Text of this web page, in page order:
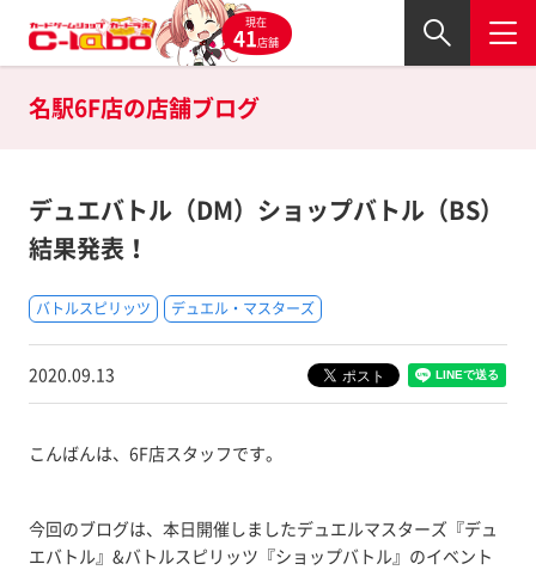
現在
41店舗
名駅6F店の店舗ブログ
デュエバトル（DM）ショップバトル（BS）
結果発表！
バトルスピリッツ デュエル・マスターズ
2020.09.13
こんばんは、6F店スタッフです。
今回のブログは、本日開催しましたデュエルマスターズ『デュ
エバトル』&バトルスピリッツ『ショップバトル』のイベント